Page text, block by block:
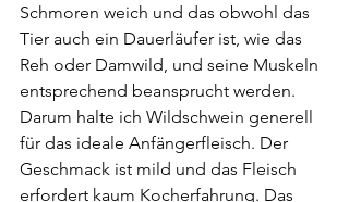
Schmoren weich und das obwohl das
Tier auch ein Dauerläufer ist, wie das
Reh oder Damwild, und seine Muskeln
entsprechend beansprucht werden.
Darum halte ich Wildschwein generell
für das ideale Anfängerfleisch. Der
Geschmack ist mild und das Fleisch
erfordert kaum Kocherfahrung. Das